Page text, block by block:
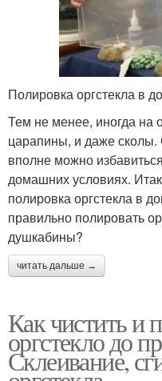
Полировка оргстекла в
Тем не менее, иногда на
царапины, и даже сколы.
вполне можно
домашних условиях.
полировка оргстекла в
правильно полировать
душкабины?
читать дальше →
Как чистить и
оргстекло до
Склеивание,